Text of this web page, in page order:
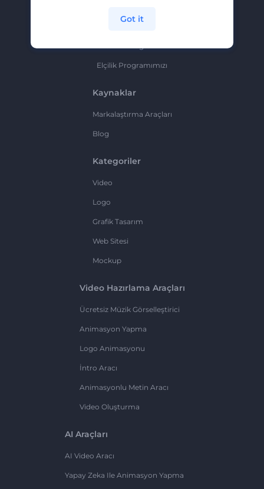
Elçilik Programımızı
Kaynaklar
Markalaştırma Araçları
Blog
Kategoriler
Video
Logo
Grafik Tasarım
Web Sitesi
Mockup
Video Hazırlama Araçları
Ücretsiz Müzik Görselleştirici
Animasyon Yapma
Logo Animasyonu
İntro Aracı
Animasyonlu Metin Aracı
Video Oluşturma
AI Araçları
AI Video Aracı
Yapay Zeka Ile Animasyon Yapma
Got it